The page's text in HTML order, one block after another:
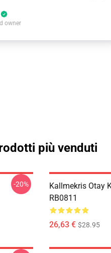
owner
più venduti
-20%
Kallmekris Otay
RB0811
26,63 € $28.95